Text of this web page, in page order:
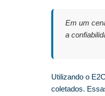
Em um
a
Utilizando o
coletados.